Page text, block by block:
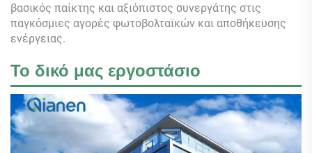
βασικός παίκτης και αξιόπιστος συνεργάτης στις
παγκόσμιες αγορές φωτοβολταϊκών και αποθήκευσης
ενέργειας.
Το δικό μας εργοστάσιο